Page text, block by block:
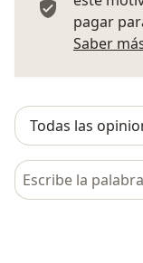
pagar
Saber
Busca en opiniones